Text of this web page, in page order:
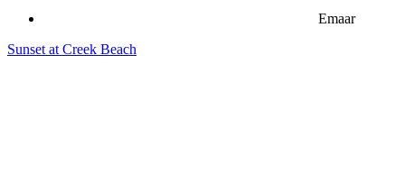
Emaar
Sunset at Creek Beach